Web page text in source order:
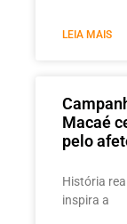
LEIA MAIS
Macaé
pelo
História
inspira a